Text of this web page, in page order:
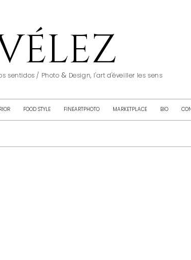
sentidos / Photo & Design, l'art d'éveiller les sens
FOOD STYLE FINEARTPHOTO MARKETPLACE BIO